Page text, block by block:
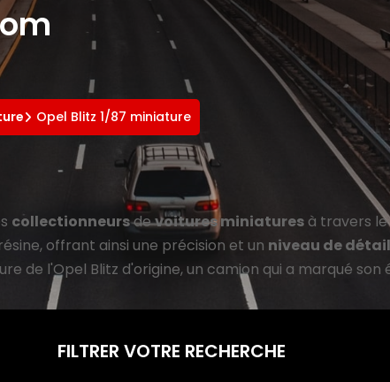
Opel Blitz 1/87 miniature
collectionneursdevoitures miniatures à travers le
offrant ainsi une précision et un niveau de détail
de l'Opel Blitz d'origine, un camion qui a marqué son
FILTRER VOTRE RECHERCHE